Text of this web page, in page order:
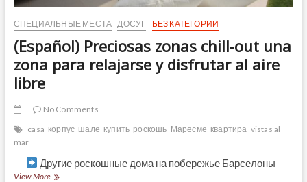
СПЕЦИАЛЬНЫЕ МЕСТА ДОСУГ БЕЗ КАТЕГОРИИ
(Español) Preciosas zonas chill-out una
zona para relajarse y disfrutar al aire
libre
No Comments
casa корпус шале купить роскошь Маресме квартира vistas al
mar
Другие роскошные дома на побережье Барселоны
View More(Español)